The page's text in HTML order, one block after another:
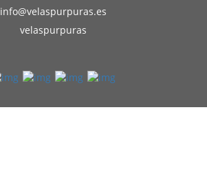
info@velaspurpuras.es
velaspurpuras